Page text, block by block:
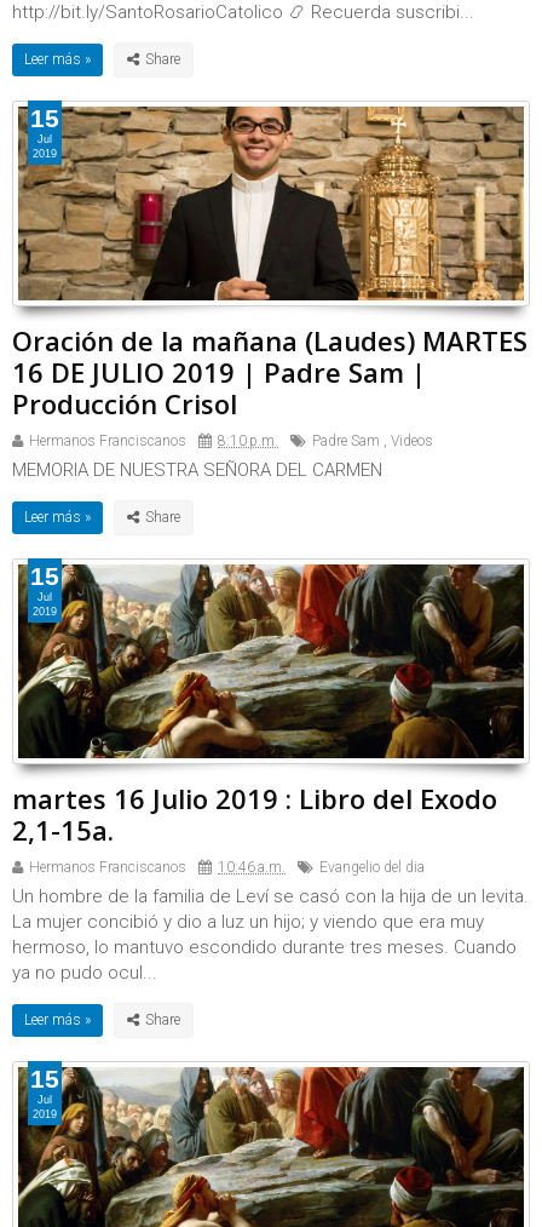
http://bit.ly/SantoRosarioCatolico 📿 Recuerda suscribi...
Leer más »
Oración de la mañana (Laudes) MARTES
16 DE JULIO 2019 | Padre Sam |
Producción Crisol
Hermanos Franciscanos 8:10 p.m. Padre Sam , Videos
MEMORIA DE NUESTRA SEÑORA DEL CARMEN
Leer más »
15
Jul
2019
martes 16 Julio 2019 : Libro del Exodo
2,1-15a.
Hermanos Franciscanos 10:46 a.m. Evangelio del dia
Un hombre de la familia de Leví se casó con la hija de un levita.
La mujer concibió y dio a luz un hijo; y viendo que era muy
hermoso, lo mantuvo escondido durante tres meses. Cuando
ya no pudo ocul...
Leer más »
15
Jul
2019
15
Jul
2019